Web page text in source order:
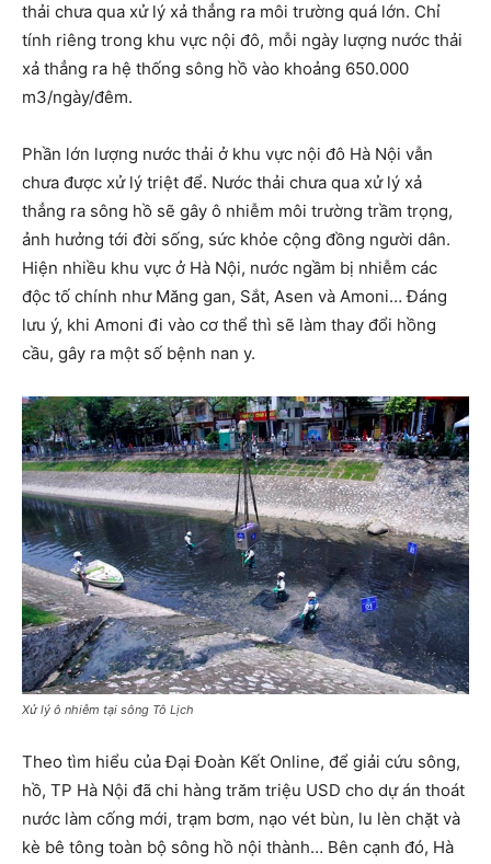
thải chưa qua xử lý xả thẳng ra môi trường quá lớn. Chỉ
tính riêng trong khu vực nội đô, mỗi ngày lượng nước thải
xả thẳng ra hệ thống sông hồ vào khoảng 650.000
m3/ngày/đêm.
Phần lớn lượng nước thải ở khu vực nội đô Hà Nội vẫn
chưa được xử lý triệt để. Nước thải chưa qua xử lý xả
thẳng ra sông hồ sẽ gây ô nhiễm môi trường trầm trọng,
ảnh hưởng tới đời sống, sức khỏe cộng đồng người dân.
Hiện nhiều khu vực ở Hà Nội, nước ngầm bị nhiễm các
độc tố chính như Măng gan, Sắt, Asen và Amoni… Đáng
lưu ý, khi Amoni đi vào cơ thể thì sẽ làm thay đổi hồng
cầu, gây ra một số bệnh nan y.
Xử lý ô nhiễm tại sông Tô Lịch
Theo tìm hiểu của Đại Đoàn Kết Online, để giải cứu sông,
hồ, TP Hà Nội đã chi hàng trăm triệu USD cho dự án thoát
nước làm cống mới, trạm bơm, nạo vét bùn, lu lèn chặt và
kè bê tông toàn bộ sông hồ nội thành… Bên cạnh đó, Hà